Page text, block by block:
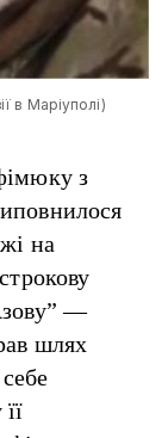
в Маріуполі)
з
на
—
шлях